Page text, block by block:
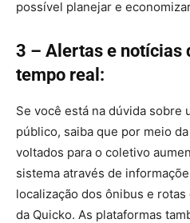
possível planejar e
3 – Alertas e notícias
tempo real:
Se você está na dúvida sobre
público, saiba que por meio
voltados para o coletivo
sistema através de
localização dos ônibus e
da Quicko. As plataformas